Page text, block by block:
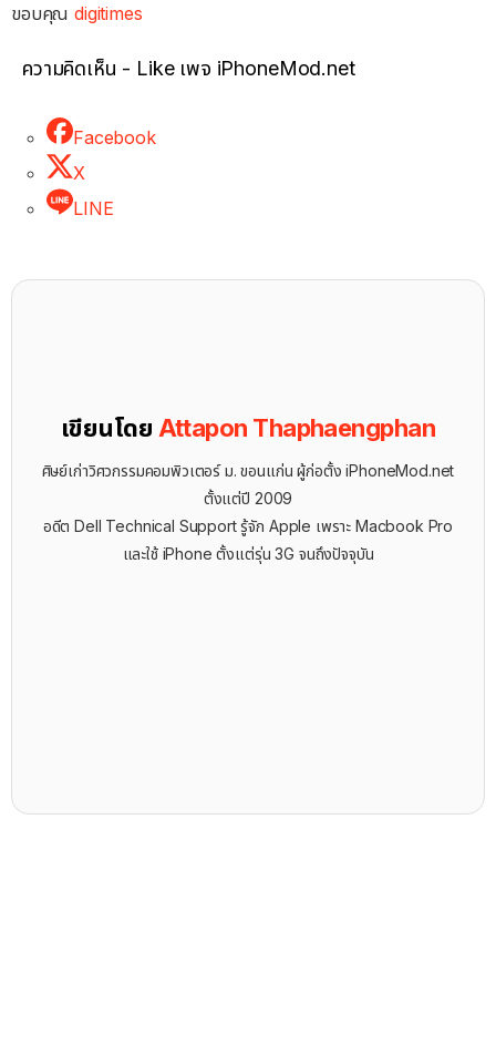
ขอบคุณdigitimes
ความคิดเห็น - Like เพจ iPhoneMod.net
Facebook
X
LINE
เขียนโดย Attapon Thaphaengphan
ศิษย์เก่าวิศวกรรมคอมพิวเตอร์ ม. ขอนแก่น ผู้ก่อตั้ง iPhoneMod.net
ตั้งแต่ปี 2009
อดีต Dell Technical Support รู้จัก ​Apple เพราะ Macbook Pro
และใช้ iPhone ตั้งแต่รุ่น 3G จนถึงปัจจุบัน